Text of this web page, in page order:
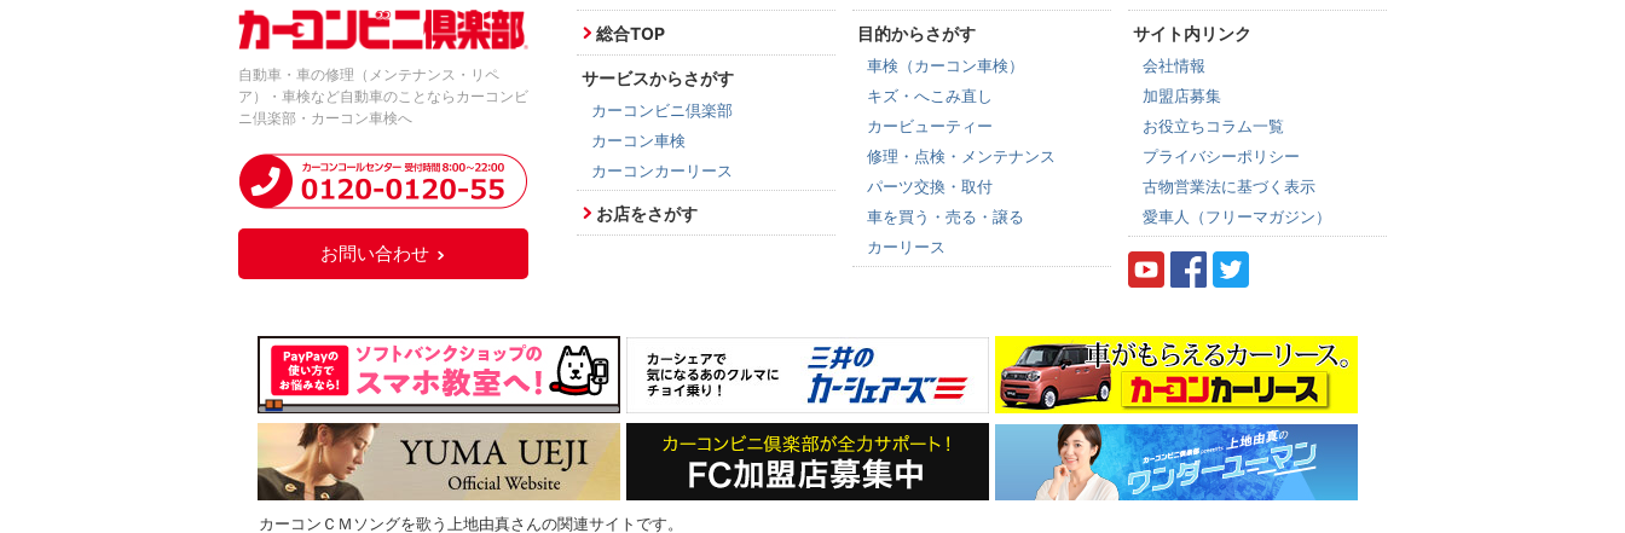
自動車・車の修理（メンテナンス・リペ
ア）・車検など自動車のことならカーコンビ
ニ倶楽部・カーコン車検へ
お問い合わせ
総合TOP
サービスからさがす
カーコンビニ倶楽部
カーコン車検
カーコンカーリース
お店をさがす
目的からさがす
車検（カーコン車検）
キズ・へこみ直し
カービューティー
修理・点検・メンテナンス
パーツ交換・取付
車を買う・売る・譲る
カーリース
サイト内リンク
会社情報
加盟店募集
お役立ちコラム一覧
プライバシーポリシー
古物営業法に基づく表示
愛車人（フリーマガジン）
カーコンＣＭソングを歌う上地由真さんの関連サイトです。